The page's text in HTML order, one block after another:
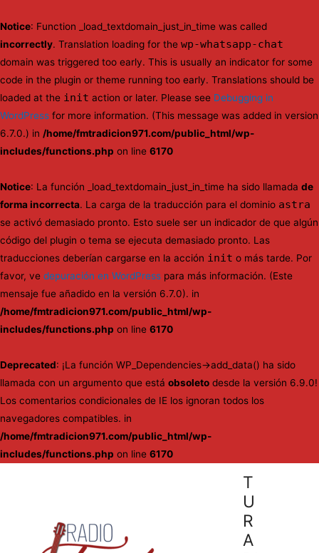
Notice: Function _load_textdomain_just_in_time was called
incorrectly. Translation loading for the wp-whatsapp-chat
domain was triggered too early. This is usually an indicator for some
code in the plugin or theme running too early. Translations should be
loaded at the init action or later. Please see Debugging in
WordPress for more information. (This message was added in version
6.7.0.) in /home/fmtradicion971.com/public_html/wp-
includes/functions.php on line 6170
Notice: La función _load_textdomain_just_in_time ha sido llamada de
forma incorrecta. La carga de la traducción para el dominio astra
se activó demasiado pronto. Esto suele ser un indicador de que algún
código del plugin o tema se ejecuta demasiado pronto. Las
traducciones deberían cargarse en la acción init o más tarde. Por
favor, ve depuración en WordPress para más información. (Este
mensaje fue añadido en la versión 6.7.0). in
/home/fmtradicion971.com/public_html/wp-
includes/functions.php on line 6170
Deprecated: ¡La función WP_Dependencies->add_data() ha sido
llamada con un argumento que está obsoleto desde la versión 6.9.0!
Los comentarios condicionales de IE los ignoran todos los
navegadores compatibles. in
/home/fmtradicion971.com/public_html/wp-
includes/functions.php on line 6170
T
U
R
A